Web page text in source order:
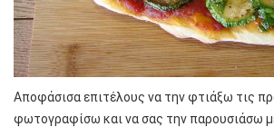
Αποφάσισα επιτέλους να την φτιάξω τις
φωτογραφίσω και να σας την παρουσιάσω